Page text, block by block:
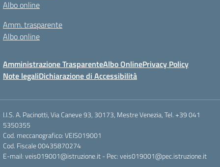
Albo online
Amm. trasparente
Albo online
Amministrazione TrasparenteAlbo OnlinePrivacy Policy
Note legaliDichiarazione di Accessibilità
I.I.S. A. Pacinotti, Via Caneve 93, 30173, Mestre Venezia, Tel. +39 041
5350355
Cod. meccanografico: VEIS019001
Cod. Fiscale 00435870274
E-mail: veis019001@istruzione.it - Pec: veis019001@pec.istruzione.it